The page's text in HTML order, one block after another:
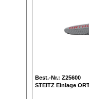
Best.-Nr.: Z25600
STEITZ Einlage